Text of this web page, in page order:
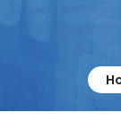
Columnistas
Contacto